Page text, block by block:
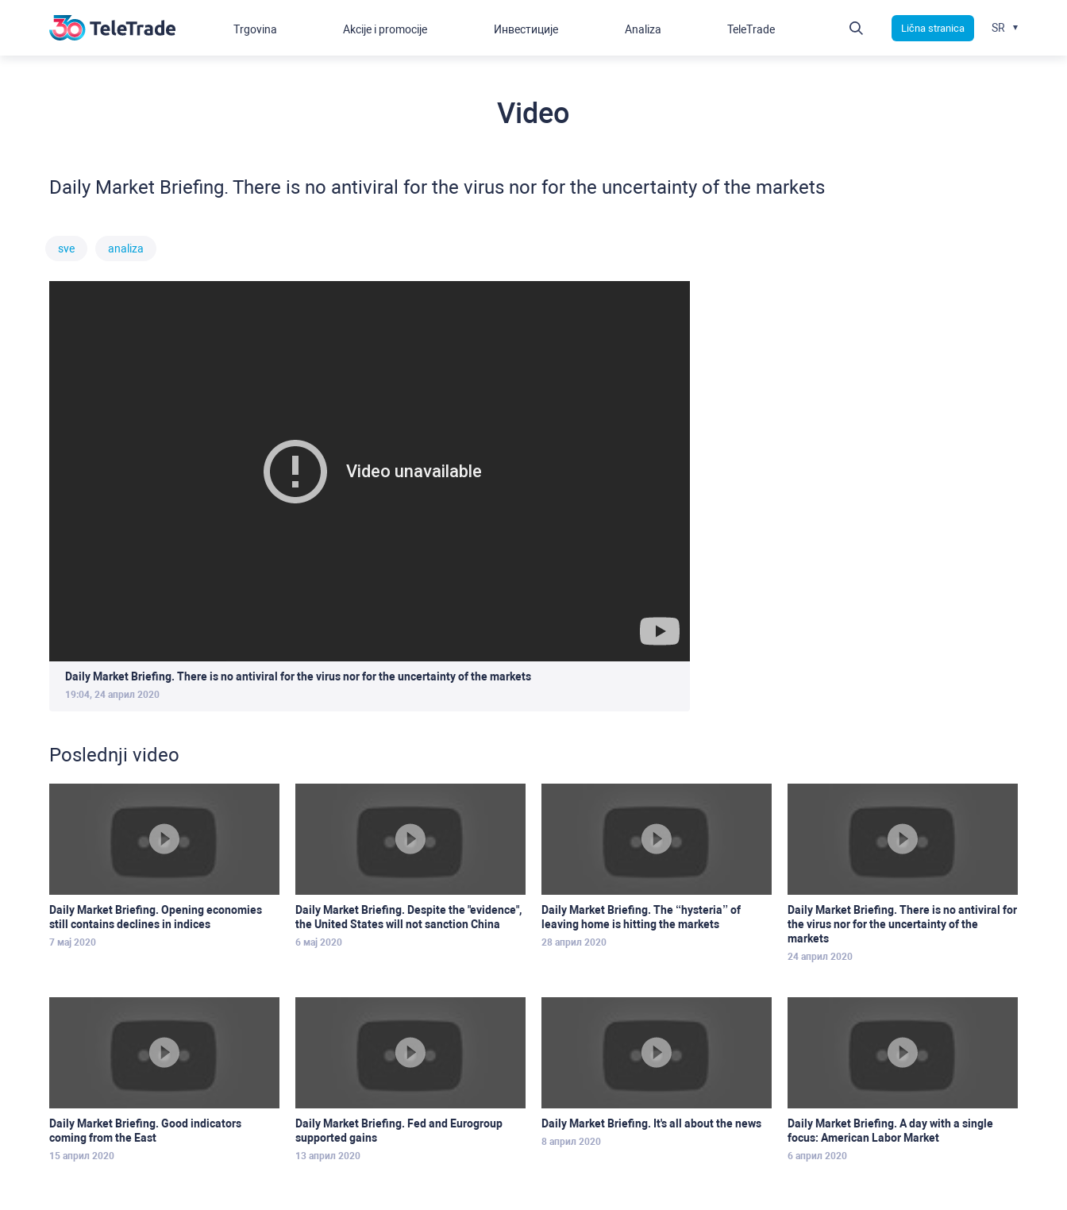
Video
Daily Market Briefing. There is no antiviral for the virus nor for the uncertainty of the markets
sve analiza
Daily Market Briefing. There is no antiviral for the virus nor for the uncertainty of the markets
19:04, 24 април 2020
Poslednji video
Daily Market Briefing. Opening economies
still contains declines in indices
7 мај 2020
Daily Market Briefing. Despite the "evidence",
the United States will not sanction China
6 мај 2020
Daily Market Briefing. The “hysteria” of
leaving home is hitting the markets
28 април 2020
Daily Market Briefing. There is no antiviral for
the virus nor for the uncertainty of the
markets
24 април 2020
Daily Market Briefing. Good indicators
coming from the East
15 април 2020
Daily Market Briefing. Fed and Eurogroup
supported gains
13 април 2020
Daily Market Briefing. It's all about the news
8 април 2020
Daily Market Briefing. A day with a single
focus: American Labor Market
6 април 2020
Trgovina Akcije i promocije Инвестиције Analiza TeleTrade Lična stranica SR